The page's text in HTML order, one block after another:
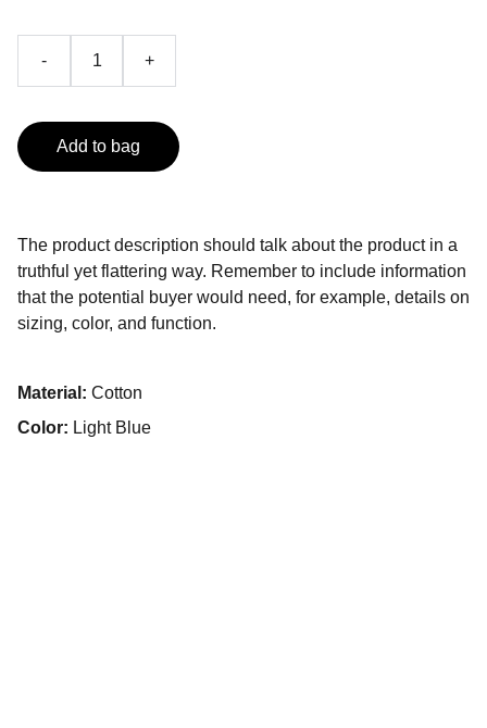
- +
Add to bag
The product description should talk about the product in a
truthful yet flattering way. Remember to include information
that the potential buyer would need, for example, details on
sizing, color, and function.
Material: Cotton
Color: Light Blue